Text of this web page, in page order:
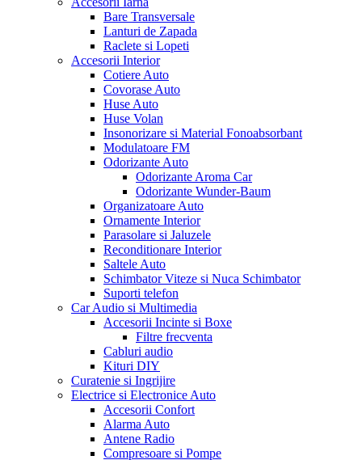
Bare Transversale
Lanturi de Zapada
Raclete si Lopeti
Accesorii Interior
Cotiere Auto
Covorase Auto
Huse Auto
Huse Volan
Insonorizare si Material Fonoabsorbant
Modulatoare FM
Odorizante Auto
Odorizante Aroma Car
Odorizante Wunder-Baum
Organizatoare Auto
Ornamente Interior
Parasolare si Jaluzele
Reconditionare Interior
Saltele Auto
Schimbator Viteze si Nuca Schimbator
Suporti telefon
Car Audio si Multimedia
Accesorii Incinte si Boxe
Filtre frecventa
Cabluri audio
Kituri DIY
Curatenie si Ingrijire
Electrice si Electronice Auto
Accesorii Confort
Alarma Auto
Antene Radio
Compresoare si Pompe